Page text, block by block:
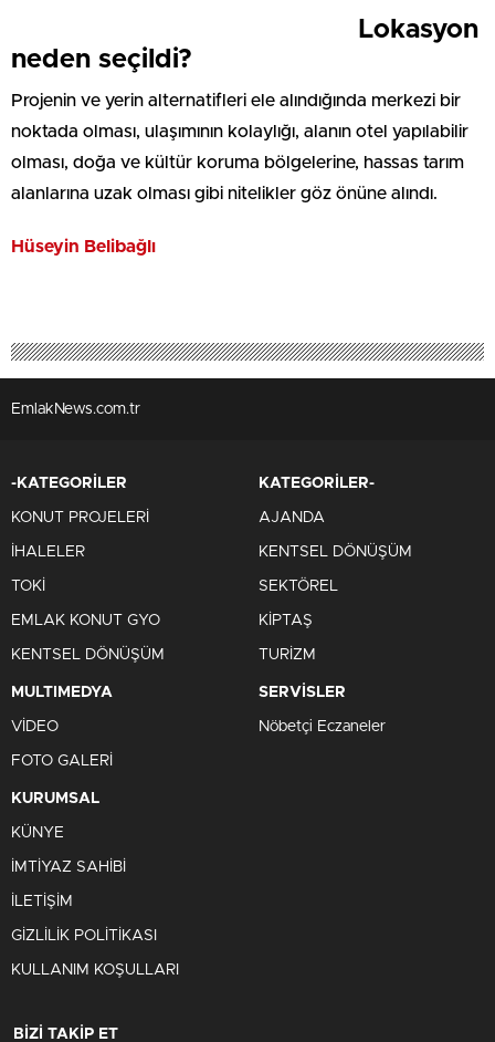
Lokasyon
neden seçildi?
Projenin ve yerin alternatifleri ele alındığında merkezi bir
noktada olması, ulaşımının kolaylığı, alanın otel yapılabilir
olması, doğa ve kültür koruma bölgelerine, hassas tarım
alanlarına uzak olması gibi nitelikler göz önüne alındı.
Hüseyin Belibağlı
EmlakNews.com.tr
-KATEGORİLER
KONUT PROJELERİ
İHALELER
TOKİ
EMLAK KONUT GYO
KENTSEL DÖNÜŞÜM
KATEGORİLER-
AJANDA
KENTSEL DÖNÜŞÜM
SEKTÖREL
KİPTAŞ
TURİZM
MULTIMEDYA
VİDEO
FOTO GALERİ
SERVİSLER
Nöbetçi Eczaneler
KURUMSAL
KÜNYE
İMTİYAZ SAHİBİ
İLETİŞİM
GİZLİLİK POLİTİKASI
KULLANIM KOŞULLARI
BİZİ TAKİP ET